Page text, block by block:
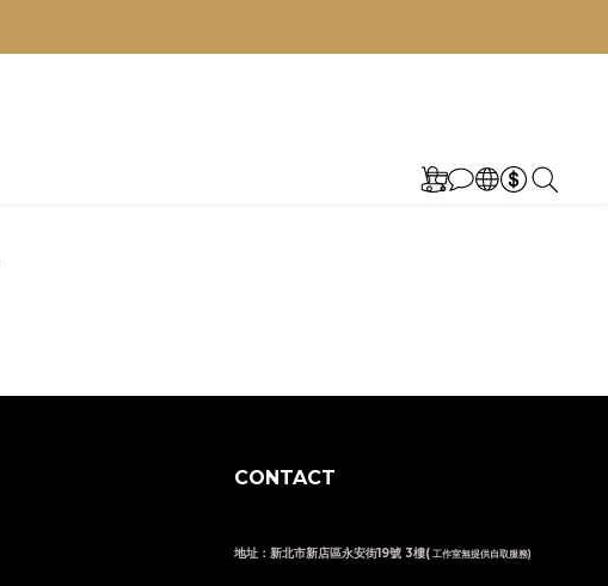
CONTACT
地址：新北市新店區永安街19號 3樓( 工作室無提供自取服務)